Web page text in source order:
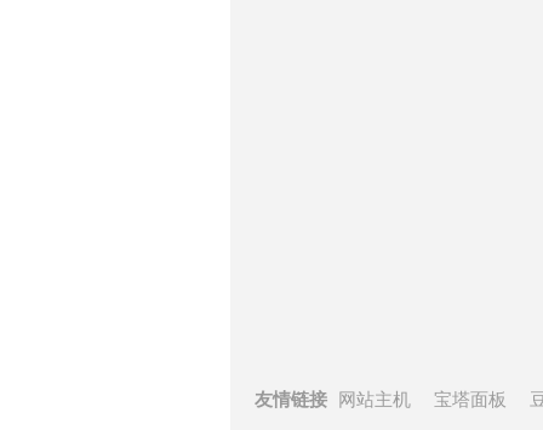
友情链接 网站主机 宝塔面板